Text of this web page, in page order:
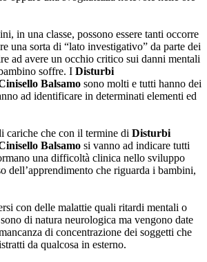
in una classe, possono essere tanti occorre
una sorta di “lato investigativo” da parte dei
ad avere un occhio critico sui danni mentali
soffre. I Disturbi
Balsamo sono molti e tutti hanno dei
ad identificare in determinati elementi ed
cariche che con il termine di Disturbi
Balsamo si vanno ad indicare tutti
una difficoltà clinica nello sviluppo
dell’apprendimento che riguarda i bambini,
con delle malattie quali ritardi mentali o
di natura neurologica ma vengono date
di concentrazione dei soggetti che
da qualcosa in esterno.